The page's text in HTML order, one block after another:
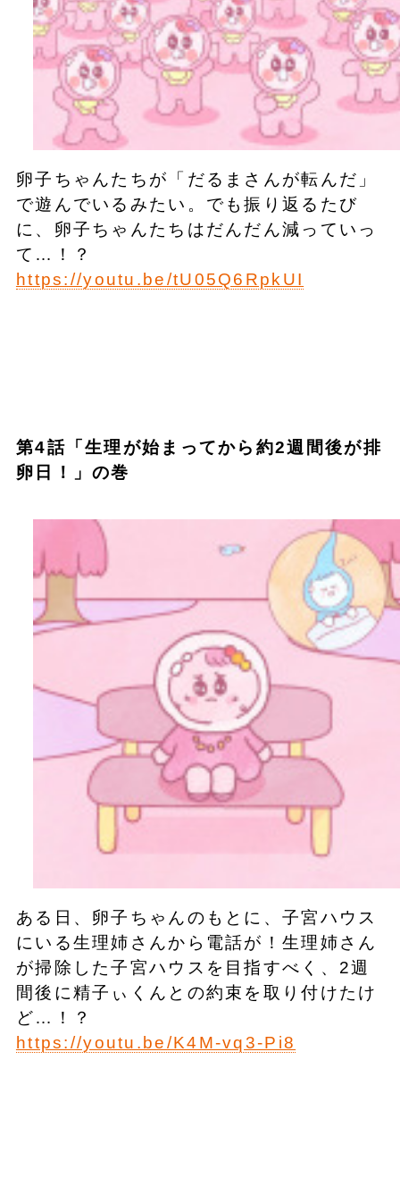
卵子ちゃんたちが「だるまさんが転んだ」
で遊んでいるみたい。でも振り返るたび
に、卵子ちゃんたちはだんだん減っていっ
て…！？
https://youtu.be/tU05Q6RpkUI
第4話「生理が始まってから約2週間後が排
卵日！」の巻
ある日、卵子ちゃんのもとに、子宮ハウス
にいる生理姉さんから電話が！生理姉さん
が掃除した子宮ハウスを目指すべく、2週
間後に精子ぃくんとの約束を取り付けたけ
ど…！？
https://youtu.be/K4M-vq3-Pi8